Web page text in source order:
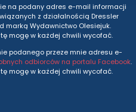
na podany adres e-mail informacji
z działalnością Dressler
marką Wydawnictwo Olesiejuk.
mogę w każdej chwili wycofać.
podanego przeze mnie adresu e-
odbiorców na portalu Facebook.
mogę w każdej chwili wycofać.